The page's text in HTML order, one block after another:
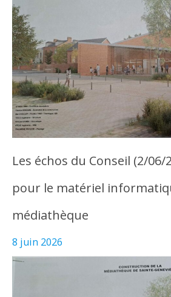
Les échos du Conseil (2/
pour le matériel
médiathèque
8 juin 2026